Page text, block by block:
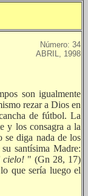
Número: 34
ABRIL, 1998
son igualmente
rezar a Dios en
de fútbol. La
y los consagra a la
se diga nada de los
santísima Madre:
cielo! " (Gn 28, 17)
que sería luego el